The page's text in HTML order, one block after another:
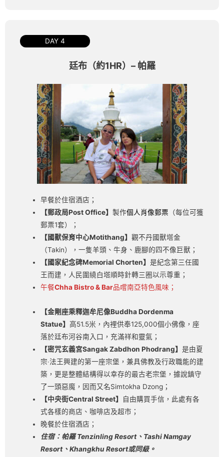
DAY 4
廷布（約1HR）– 帕羅
早餐於住宿酒店；
【郵政局Post Office】製作個人肖像郵票 （每位可獲
郵票1套）；
【國獸保育中心Motithang】觀不丹國獸塔金
（Takin），一隻羊頭、牛身、鹿腳的四不像巨獸；
【國家紀念碑Memorial Chorten】是紀念第三任國
王而建，人民圍繞白塔順時針轉三圈以示尊重；
午餐Chha Bistro & Bar品嚐南亞特色風味；
【金剛座乘釋迦牟尼像Buddha Dordenma
Statue】高51.5米，內裡供奉125,000個小佛像，座
落於廷布河谷南入口，充滿祥和靈氣；
【密咒玄義宮Sangak Zabdhon Phodrang】是由夏
宗‧法王興建的第一座宗堡，兼具佛教及行政職能的建
築，更是整體結構得以幸存的最古老宗堡，據說鎮守
了一頭惡魔，因而又名Simtokha Dzong；
【中央街Central Street】
自由購買手信，此處有各
式各樣的商店、咖啡店及超市；
晚餐於住宿酒店；
住宿：帕羅 Tenzinling Resort、Tashi Namgay
Resort、Khangkhu Resort或同級。